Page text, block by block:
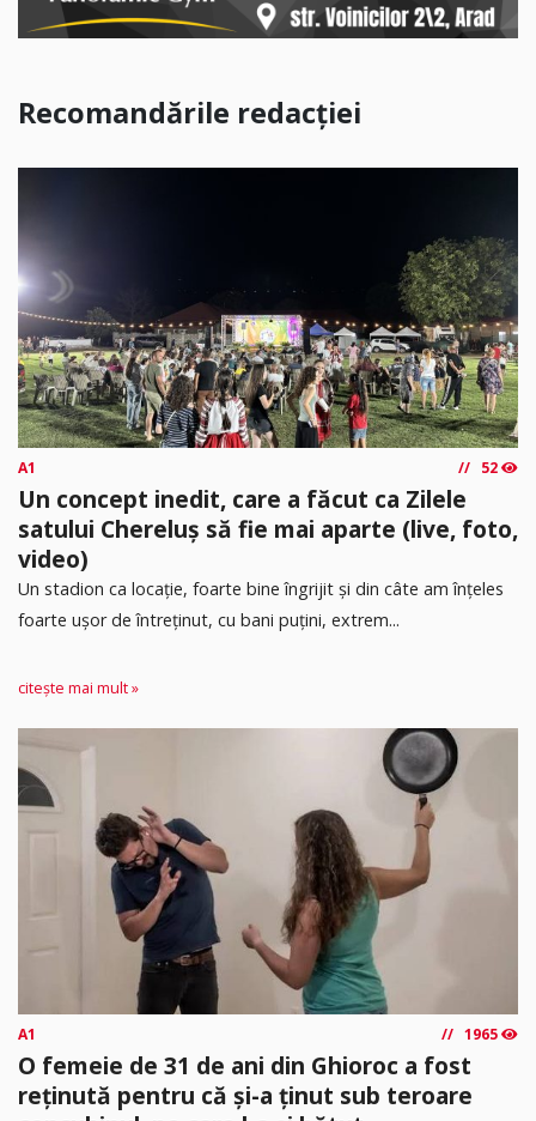
Recomandările redacției
A1 52
Un concept inedit, care a făcut ca Zilele
satului Chereluș să fie mai aparte (live, foto,
video)
Un stadion ca locație, foarte bine îngrijit și din câte am înțeles
foarte ușor de întreținut, cu bani puțini, extrem...
citește mai mult »
A1 1965
O femeie de 31 de ani din Ghioroc a fost
reținută pentru că și-a ținut sub teroare